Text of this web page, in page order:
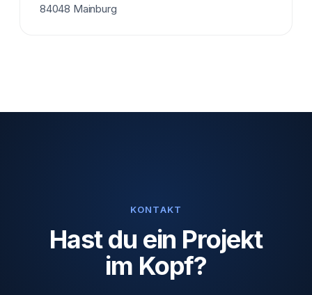
84048 Mainburg
KONTAKT
Hast du ein Projekt
im Kopf?